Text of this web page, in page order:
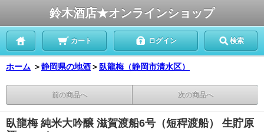
鈴木酒店★オンラインショップ
カート ログイン 検索
ホーム ＞静岡県の地酒＞ 臥龍梅（静岡市清水区）
前の商品へ 次の商品へ
臥龍梅 純米大吟醸 滋賀渡船6号（短稈渡船） 生貯原